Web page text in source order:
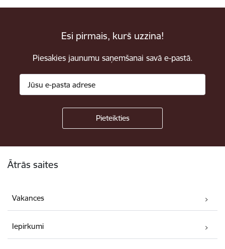
Esi pirmais, kurš uzzina!
Piesakies jaunumu saņemšanai savā e-pastā.
Ātrās saites
Vakances
Iepirkumi